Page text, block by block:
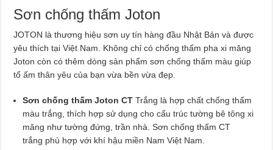
Sơn chống thấm Joton
JOTON là thương hiệu sơn uy tín hàng đầu Nhật Bản và được
yêu thích tại Việt Nam. Không chỉ có chống thấm pha xi măng
Joton còn có thêm dòng sản phẩm sơn chống thấm màu giúp
tổ ấm thân yêu của bạn vừa bền vừa đẹp.
Sơn chống thấm Joton CTTrắng là hợp chất chống thấm
màu trắng, thích hợp sử dụng cho cấu trúc tường bê tông xi
măng như tường đứng, trần nhà. Sơn chống thấm CT
trắng phù hợp với khí hậu miền Nam Việt Nam.